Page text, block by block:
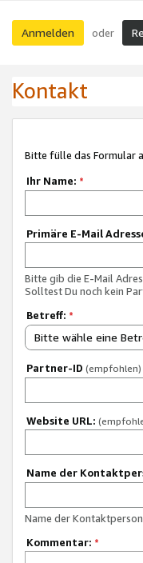
Anmelden oder
Kontakt
Bitte fülle das Formular
Ihr Name: *
Primäre E-Mail
Bitte gib die E-Mail
Solltest Du noch kein
Betreff: *
Bitte wähle eine
Partner-ID (empfohlen)
Website URL:
Name der
Name der Kontaktperson
Kommentar: *